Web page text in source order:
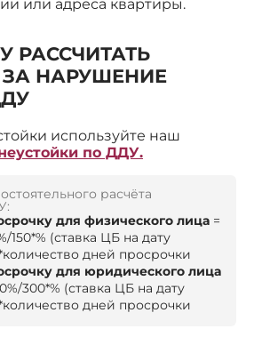
или адреса квартиры.
РАССЧИТАТЬ
ЗА НАРУШЕНИЕ
используйте наш
по ДДУ.
расчёта
для физического лица =
(ставка ЦБ на дату
дней просрочки
для юридического лица
300*% (ставка ЦБ на дату
дней просрочки